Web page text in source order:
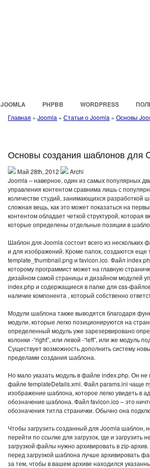
JOOMLA PHPBB WORDPRESS
Главная » Joomla » Статьи о Joomla » Основы
Основы создания шаблонов для
Май 28th, 2012
Archi
Joomla – наверное, один из самых популярных
управления контентом сравнима лишь с
количестве студий, занимающихся разработкой
сложная вещь, как это может показаться на
контентом обладает четкой структурой, которая
которые определены отдельные позиции в
Шаблон для Joomla состоит всего из
и для изображений. Кроме папок, создаются
template_thumbnail.png и favicon.ico. Файл
которому программист может на главную
дизайном самой страницы и дизайном модулей
index.php и содержащиеся в папке для css-
наличие компонента , который собственно
Модули шаблона также выводятся благодаря
модули, которые легко позиционируются на
определенный модуль уже зарезервировано
колонки -“right”, или левой -“left”, или же модуль
Существует возможность дополнить систему
пределами создания шаблона.
Но мало указать модуль в файле index.php. Он не
файле templateDetails.xml. Файл params.ini чаще
изображение шаблона, которое легко увидеть в
обозначение шаблона. Файл favicon.ico – это
обозначения титла странички. Обычно она
Чтобы загрузить созданный для Joomla шаблон,
перейти по ссылке для загрузок, где и
загрузкой файлы нужно архивировать в zip-
перед загрузкой шаблона лучше архивировать
за тем, чтобы в вашем архиве находился